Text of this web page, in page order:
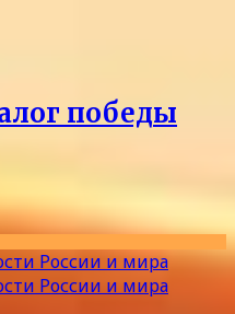
победы